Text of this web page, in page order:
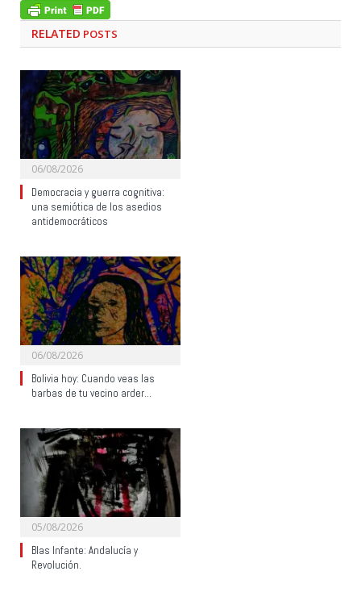
RELATED POSTS
06/08/2026
Democracia y guerra cognitiva:
una semiótica de los asedios
antidemocráticos
06/08/2026
Bolivia hoy: Cuando veas las
barbas de tu vecino arder…
05/08/2026
Blas Infante: Andalucía y
Revolución.